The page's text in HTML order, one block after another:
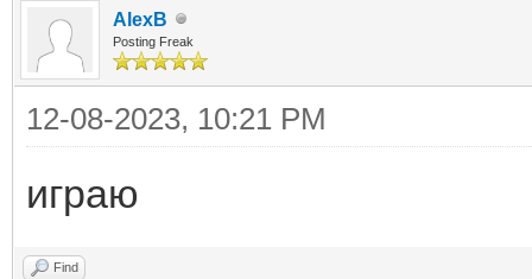
AlexB
Posting Freak
12-08-2023, 10:21 PM
играю
Find